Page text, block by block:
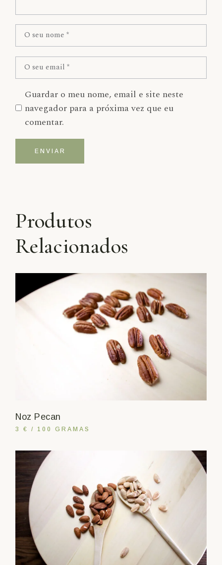
Guardar o meu nome, email e site neste
navegador para a próxima vez que eu
comentar.
ENVIAR
Produtos
Relacionados
Noz Pecan
3 € / 100 GRAMAS